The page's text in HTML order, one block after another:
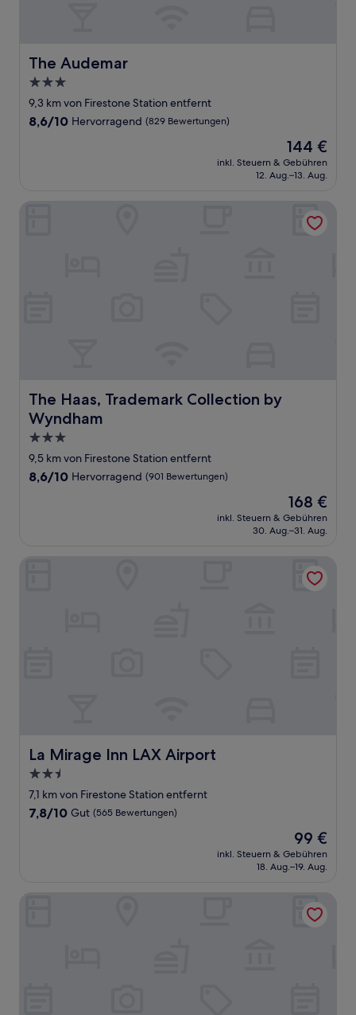
The Audemar
The Audemar
3.0-
Sterne-
Unterkunft
9,3 km von Firestone Station entfernt
8.6
8,6/10 Hervorragend (829 Bewertungen)
Der
Preis
beträgt
144 €
inkl. Steuern & Gebühren
12. Aug.–13. Aug.
The Haas, Trademark Collection by
Wyndham
The Haas, Trademark Collection by Wyndham
3.0-
Sterne-
Unterkunft
9,5 km von Firestone Station entfernt
8.6
8,6/10 Hervorragend (901 Bewertungen)
Der
Preis
beträgt
168 €
inkl. Steuern & Gebühren
30. Aug.–31. Aug.
La Mirage Inn LAX Airport
La Mirage Inn LAX Airport
2.5-
Sterne-
Unterkunft
7,1 km von Firestone Station entfernt
7.8
7,8/10 Gut (565 Bewertungen)
Der
Preis
beträgt
99 €
inkl. Steuern & Gebühren
18. Aug.–19. Aug.